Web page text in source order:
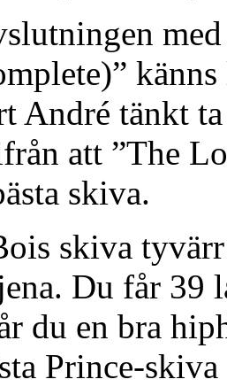
André tänkt ta
att ”The
skiva.
skiva
Du får 39
du en bra
Prince-